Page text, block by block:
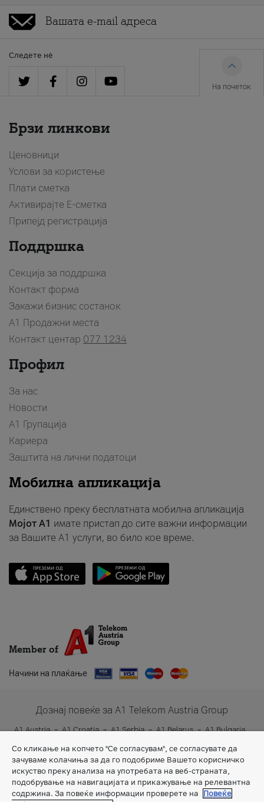
Следете нè
На почеток
Брзи линкови
Ценовници
Услови за користење
Плати сметка
Активирајте Е-сметка
Припејд регистрација
Поддршка
Секција за поддршка
Контакт форма
Закажи бизнис состанок
A1 Продажни места
Контакт центар 077 1234
Профил
За нас
Новости
А1 Групација
Кариера
Заштита на лични податоци
Мобилна апликација
Единствено преку бесплатната мобилна апликација
Мојот A1 имате пристап до сите важни информации
за Вашите A1 услуги, во било кое време.
Member of
Начини на плаќање
Дознај повеќе за A1 Telekom Austria Group
A1 Austria A1 Croatia A1 Serbia A1 Belarus
A1 Bulgaria
Со кликање на копчето "Се согласувам", се согласувате да
зачуваме колачиња за да го подобриме Вашето корисничко
искуство преку анализа на употребата на веб-страната,
подобрување на навигацијата и прикажување на релевантна
содржина. За повеќе информации проверете на
Повеќе